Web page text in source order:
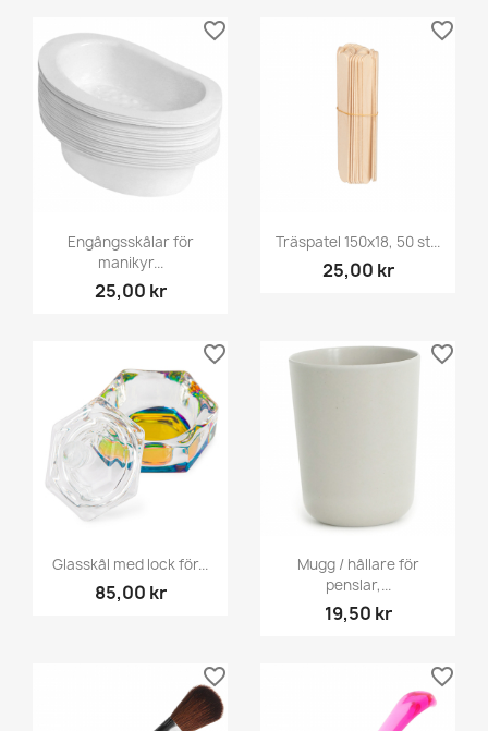
Engångsskålar för
manikyr...
25,00 kr
favorite_border
Träspatel 150x18, 50 st...
25,00 kr
favorite_border
Glasskål med lock för...
85,00 kr
favorite_border
Mugg / hållare för
penslar,...
19,50 kr
favorite_border
favorite_border favorite_border